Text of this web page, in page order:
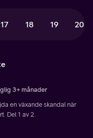
17 18 19 20
3+ månader
en växande skandal när
Del 1 av 2.